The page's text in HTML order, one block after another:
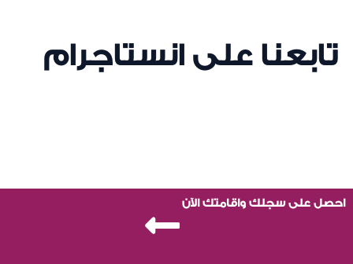
تابعنا على انستاجرام
احصل على سجلك واقامتك الآن